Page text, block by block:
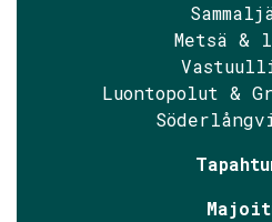
Metsä &
Luontopolut &